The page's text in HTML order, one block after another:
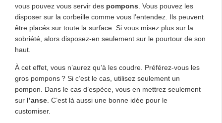
vous pouvez vous servir des pompons. Vous pouvez les
disposer sur la corbeille comme vous l’entendez. Ils peuvent
être placés sur toute la surface. Si vous misez plus sur la
sobriété, alors disposez-en seulement sur le pourtour de son
haut.
À cet effet, vous n’aurez qu’à les coudre. Préférez-vous les
gros pompons ? Si c’est le cas, utilisez seulement un
pompon. Dans le cas d’espèce, vous en mettrez seulement
sur l’anse. C’est là aussi une bonne idée pour le
customiser.